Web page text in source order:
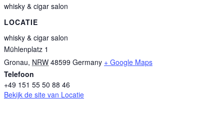
whisky & cigar salon
LOCATIE
whisky & cigar salon
Mühlenplatz 1
Gronau, NRW 48599 Germany + Google Maps
Telefoon
+49 151 55 50 88 46
Bekijk de site van Locatie